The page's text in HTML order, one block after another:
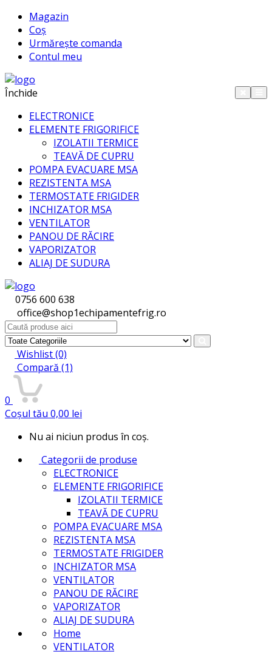
Magazin
Coș
Urmărește comanda
Contul meu
Închide
ELECTRONICE
ELEMENTE FRIGORIFICE
IZOLATII TERMICE
TEAVĂ DE CUPRU
POMPA EVACUARE MSA
REZISTENTA MSA
TERMOSTATE FRIGIDER
INCHIZATOR MSA
VENTILATOR
PANOU DE RĂCIRE
VAPORIZATOR
ALIAJ DE SUDURA
0756 600 638
office@shop1echipamentefrig.ro
Search
for:
Wishlist(0)
Compară (1)
0
Coșul tău 0,00 lei
Nu ai niciun produs în coș.
Categorii de produse
ELECTRONICE
ELEMENTE FRIGORIFICE
IZOLATII TERMICE
TEAVĂ DE CUPRU
POMPA EVACUARE MSA
REZISTENTA MSA
TERMOSTATE FRIGIDER
INCHIZATOR MSA
VENTILATOR
PANOU DE RĂCIRE
VAPORIZATOR
ALIAJ DE SUDURA
Home
VENTILATOR